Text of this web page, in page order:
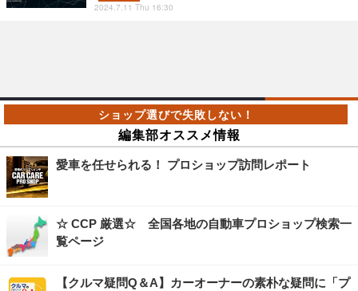
2024.7.11 Thu 16:30
編集部オススメ情報
愛車を任せられる！ プロショップ訪問レポート
☆ CCP 厳選☆ 全国各地の自動車プロショップ検索一
覧ページ
【クルマ疑問Q＆A】カーオーナーの素朴な疑問に「プ